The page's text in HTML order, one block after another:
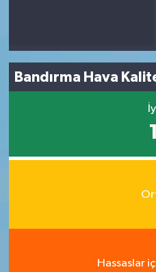
Bandırma Hava
1
Hassaslar